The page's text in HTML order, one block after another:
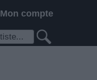
Mon compte